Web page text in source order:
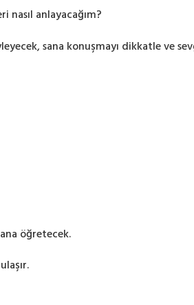
anlayacağım?
sana konuşmayı dikkatle ve
öğretecek.